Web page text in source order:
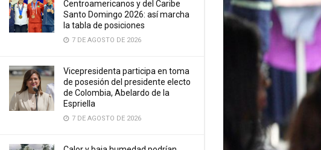
Centroamericanos y del Caribe
Santo Domingo 2026: así marcha
la tabla de posiciones
7 DE AGOSTO DE 2026
Vicepresidenta participa en toma
de posesión del presidente electo
de Colombia, Abelardo de la
Espriella
7 DE AGOSTO DE 2026